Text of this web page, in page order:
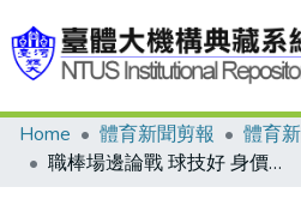
Communities & Collections
Home 體育新聞剪報
體育
職棒場邊論戰 球技好 身價自然高